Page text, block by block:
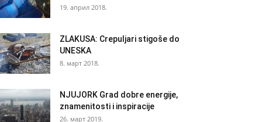
19. април 2018.
ZLAKUSA: Crepuljari stigoše do
UNESKA
8. март 2018.
NJUJORK Grad dobre energije,
znamenitosti i inspiracije
26. март 2019.